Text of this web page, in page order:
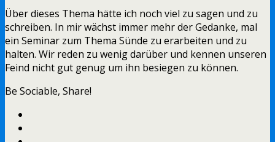
Über dieses Thema hätte ich noch viel zu sagen und zu
schreiben. In mir wächst immer mehr der Gedanke, mal
ein Seminar zum Thema Sünde zu erarbeiten und zu
halten. Wir reden zu wenig darüber und kennen unseren
Feind nicht gut genug um ihn besiegen zu können.
Be Sociable, Share!